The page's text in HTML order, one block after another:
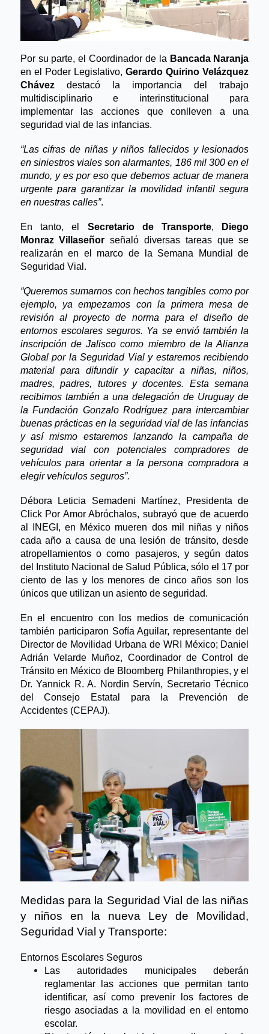
Por su parte, el Coordinador de la Bancada Naranja
en el Poder Legislativo, Gerardo Quirino Velázquez
Chávez destacó la importancia del trabajo
multidisciplinario e interinstitucional para
implementar las acciones que conlleven a una
seguridad vial de las infancias.
“Las cifras de niñas y niños fallecidos y lesionados
en siniestros viales son alarmantes, 186 mil 300 en el
mundo, y es por eso que debemos actuar de manera
urgente para garantizar la movilidad infantil segura
en nuestras calles”.
En tanto, el Secretario de Transporte,
Diego
Monraz Villaseñor señaló diversas tareas que se
realizarán en el marco de la Semana Mundial de
Seguridad Vial.
“Queremos sumarnos con hechos tangibles como por
ejemplo, ya empezamos con la primera mesa de
revisión al proyecto de norma para el diseño de
entornos escolares seguros. Ya se envió también la
inscripción de Jalisco como miembro de la Alianza
Global por la Seguridad Vial y estaremos recibiendo
material para difundir y capacitar a niñas, niños,
madres, padres, tutores y docentes. Esta semana
recibimos también a una delegación de Uruguay de
la Fundación Gonzalo Rodríguez para intercambiar
buenas prácticas en la seguridad vial de las infancias
y así mismo estaremos lanzando la campaña de
seguridad vial con potenciales compradores de
vehículos para orientar a la persona compradora a
elegir vehículos seguros”.
Débora Leticia Semadeni Martínez, Presidenta de
Click Por Amor Abróchalos, subrayó que de acuerdo
al INEGI, en México mueren dos mil niñas y niños
cada año a causa de una lesión de tránsito, desde
atropellamientos o como pasajeros, y según datos
del Instituto Nacional de Salud Pública, sólo el 17 por
ciento de las y los menores de cinco años son los
únicos que utilizan un asiento de seguridad.
En el encuentro con los medios de comunicación
también participaron Sofía Aguilar, representante del
Director de Movilidad Urbana de WRI México; Daniel
Adrián Velarde Muñoz, Coordinador de Control de
Tránsito en México de Bloomberg Philanthropies, y el
Dr. Yannick R. A. Nordin Servín, Secretario Técnico
del Consejo Estatal para la Prevención de
Accidentes (CEPAJ).
Medidas para la Seguridad Vial de las niñas
y niños en la nueva Ley de Movilidad,
Seguridad Vial y Transporte:
Entornos Escolares Seguros
Las autoridades municipales deberán
reglamentar las acciones que permitan tanto
identificar, así como prevenir los factores de
riesgo asociadas a la movilidad en el entorno
escolar.